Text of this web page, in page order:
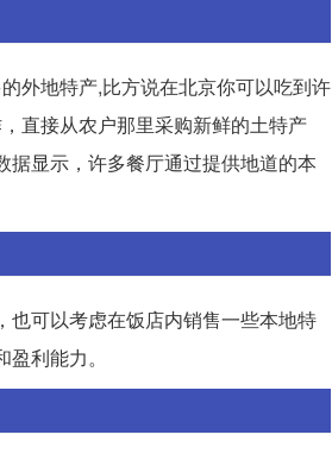
外地特产,比方说在北京你可以吃到许
直接从农户那里采购新鲜的土特产
显示，许多餐厅通过提供地道的本
也可以考虑在饭店内销售一些本地特
利能力。